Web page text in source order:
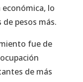
lo
pesos más.
fue de
de más